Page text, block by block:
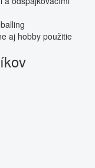
aj hobby použitie